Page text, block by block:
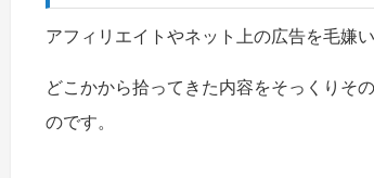
アフィリエイトやネット上の広告を毛嫌
どこかから拾ってきた内容をそっくりそ
のです。